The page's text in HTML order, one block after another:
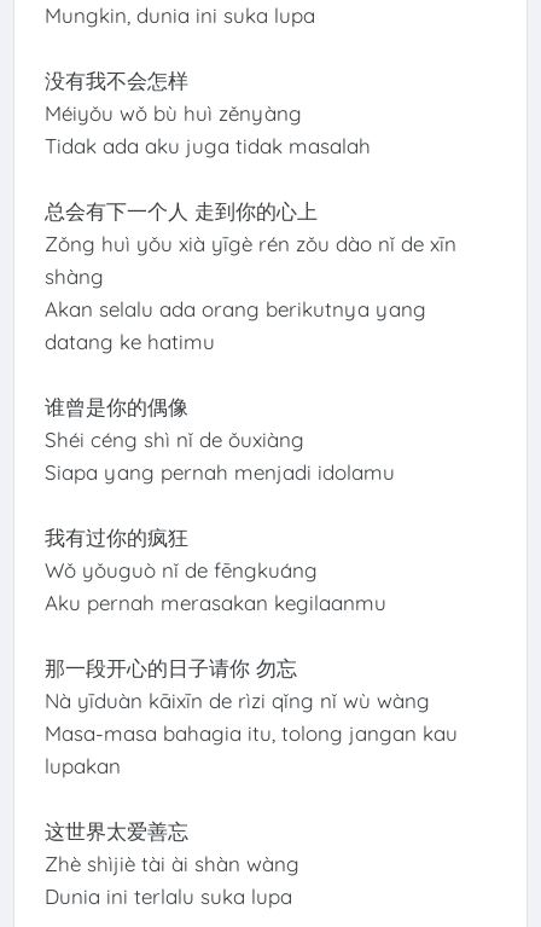
Mungkin, dunia ini suka lupa
没有我不会怎样
Méiyǒu wǒ bù huì zěnyàng
Tidak ada aku juga tidak masalah
总会有下一个人 走到你的心上
Zǒng huì yǒu xià yīgè rén zǒu dào nǐ de xīn
shàng
Akan selalu ada orang berikutnya yang
datang ke hatimu
谁曾是你的偶像
Shéi céng shì nǐ de ǒuxiàng
Siapa yang pernah menjadi idolamu
我有过你的疯狂
Wǒ yǒuguò nǐ de fēngkuáng
Aku pernah merasakan kegilaanmu
那一段开心的日子请你 勿忘
Nà yīduàn kāixīn de rìzi qǐng nǐ wù wàng
Masa-masa bahagia itu, tolong jangan kau
lupakan
这世界太爱善忘
Zhè shìjiè tài ài shàn wàng
Dunia ini terlalu suka lupa